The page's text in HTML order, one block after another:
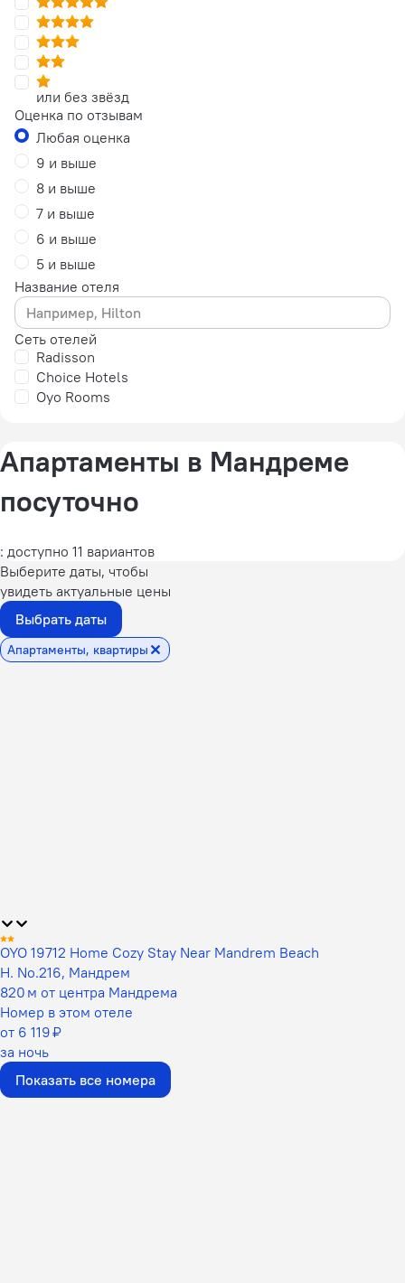
или без звёзд
Оценка по отзывам
Любая оценка
9 и выше
8 и выше
7 и выше
6 и выше
5 и выше
Название отеля
Сеть отелей
Radisson
Choice Hotels
Oyo Rooms
Апартаменты в Мандреме
посуточно
: доступно 11 вариантов
Выберите даты, чтобы
увидеть актуальные цены
Выбрать даты
Апартаменты, квартиры
OYO 19712 Home Cozy Stay Near Mandrem Beach
H. No.216, Мандрем
820 м от центра Мандрема
Номер в этом отеле
от 6 119 ₽
за ночь
Показать все номера